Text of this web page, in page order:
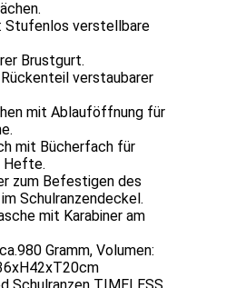
Stufenlos verstellbare
Brustgurt.
verstaubarer
mit Ablauföffnung für
mit Bücherfach für
Hefte.
zum Befestigen des
Schulranzendeckel.
mit Karabiner am
Gramm, Volumen: